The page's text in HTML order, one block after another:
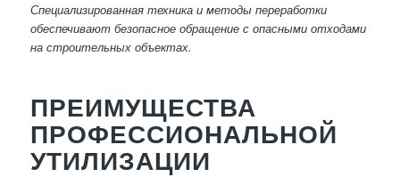
Специализированная техника и методы переработки
обеспечивают безопасное обращение с опасными отходами
на строительных объектах.
ПРЕИМУЩЕСТВА
ПРОФЕССИОНАЛЬНОЙ
УТИЛИЗАЦИИ